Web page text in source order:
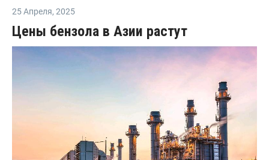
25 Апреля, 2025
Цены бензола в Азии растут